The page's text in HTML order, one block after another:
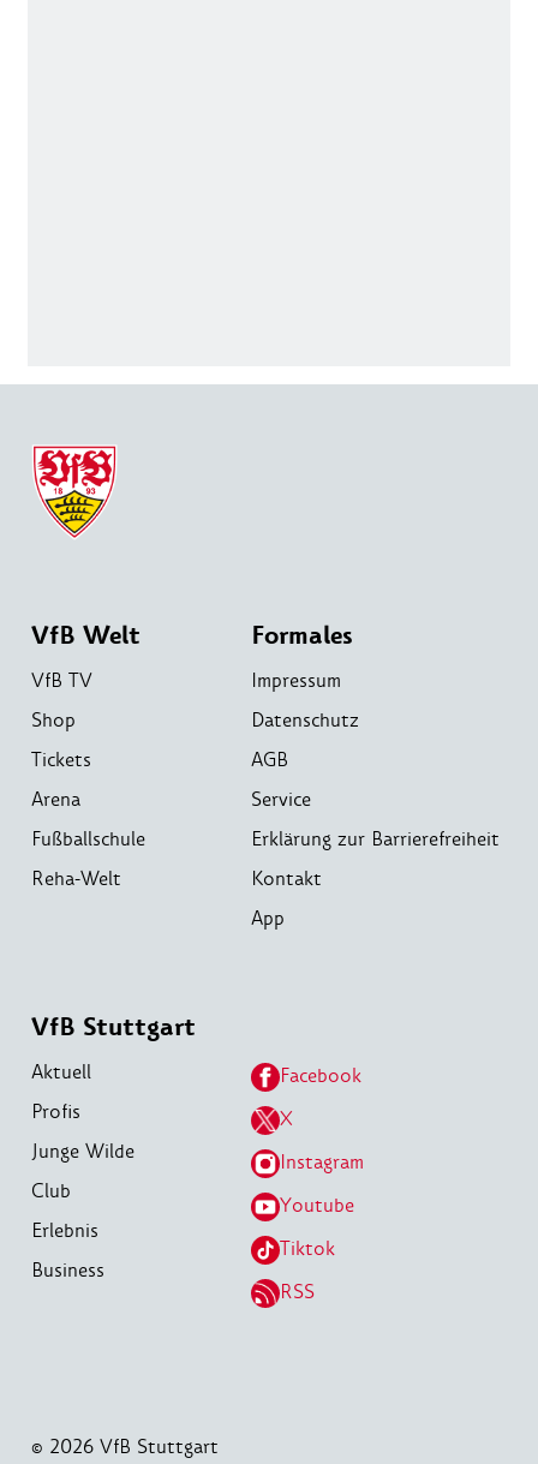
VfB Welt
VfB TV
Shop
Tickets
Arena
Fußballschule
Reha-Welt
Formales
Impressum
Datenschutz
AGB
Service
Erklärung zur Barrierefreiheit
Kontakt
App
VfB Stuttgart
Aktuell
Profis
Junge Wilde
Club
Erlebnis
Business
Facebook
X
Instagram
Youtube
Tiktok
RSS
© 2026 VfB Stuttgart